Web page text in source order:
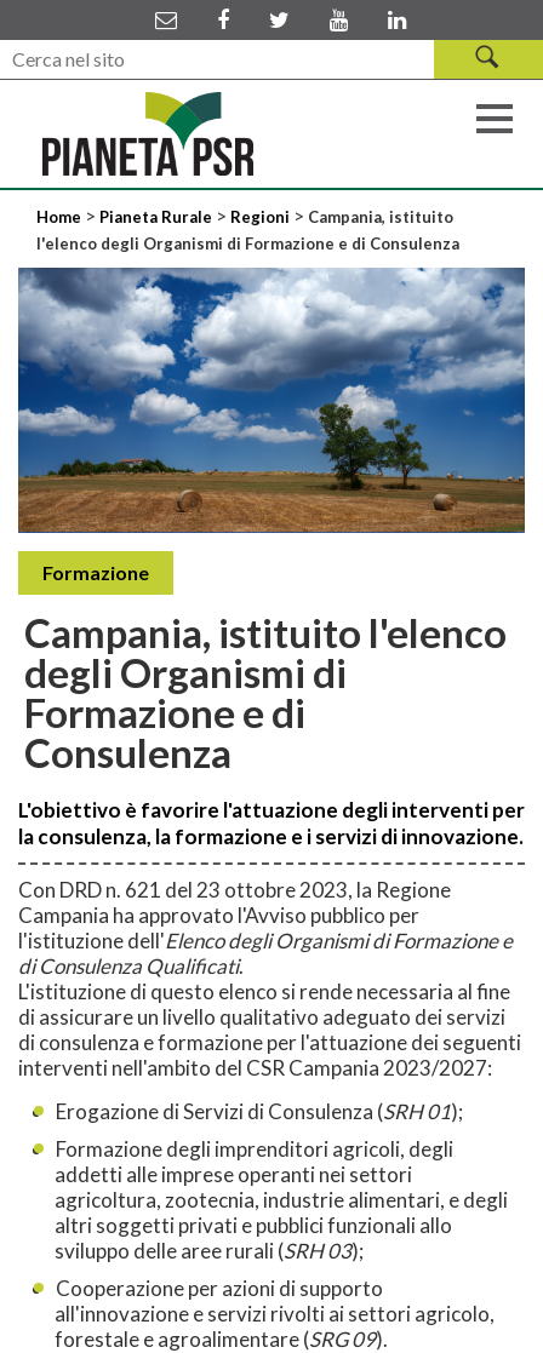
Home > Pianeta Rurale > Regioni > Campania, istituito
l'elenco degli Organismi di Formazione e di Consulenza
Formazione
Campania, istituito l'elenco
degli Organismi di
Formazione e di
Consulenza
L'obiettivo è favorire l'attuazione degli interventi per
la consulenza, la formazione e i servizi di innovazione.
Con DRD n. 621 del 23 ottobre 2023, la Regione
Campania ha approvato l'Avviso pubblico per
l'istituzione dell'Elenco degli Organismi di Formazione e
di Consulenza Qualificati.
L'istituzione di questo elenco si rende necessaria al fine
di assicurare un livello qualitativo adeguato dei servizi
di consulenza e formazione per l'attuazione dei seguenti
interventi nell'ambito del CSR Campania 2023/2027:
Erogazione di Servizi di Consulenza (SRH 01);
Formazione degli imprenditori agricoli, degli
addetti alle imprese operanti nei settori
agricoltura, zootecnia, industrie alimentari, e degli
altri soggetti privati e pubblici funzionali allo
sviluppo delle aree rurali (SRH 03);
Cooperazione per azioni di supporto
all'innovazione e servizi rivolti ai settori agricolo,
forestale e agroalimentare (SRG 09).